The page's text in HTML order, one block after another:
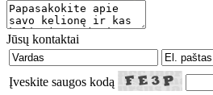
Jūsų kontaktai
Įveskite saugos kodą